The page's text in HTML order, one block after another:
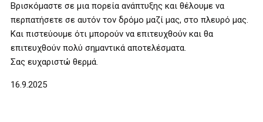
Βρισκόμαστε σε μια πορεία ανάπτυξης και θέλουμε να
περπατήσετε σε αυτόν τον δρόμο μαζί μας, στο πλευρό μας.
Και πιστεύουμε ότι μπορούν να επιτευχθούν και θα
επιτευχθούν πολύ σημαντικά αποτελέσματα.
Σας ευχαριστώ θερμά.
16.9.2025